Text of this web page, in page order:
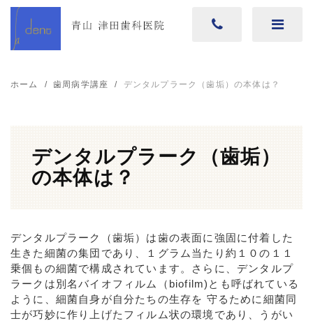
ホーム 歯周病学講座 デンタルプラーク（歯垢）の本体は？
デンタルプラーク（歯垢）
の本体は？
デンタルプラーク（歯垢）は歯の表面に強固に付着した
生きた細菌の集団であり、１グラム当たり約１０の１１
乗個もの細菌で構成されています。さらに、デンタルプ
ラークは別名バイオフィルム（biofilm)とも呼ばれている
ように、細菌自身が自分たちの生存を 守るために細菌同
士が巧妙に作り上げたフィルム状の環境であり、うがい